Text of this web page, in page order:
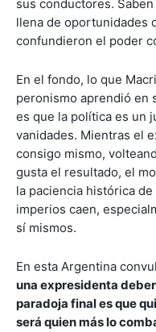
sus conductores.
llena de oportunidades
confundieron el poder
En el fondo, lo que
peronismo aprendió en
es que la política es un
vanidades. Mientras el
consigo mismo,
gusta el resultado, el
la paciencia histórica
imperios caen,
sí mismos.
En esta Argentina
una expresidenta
paradoja final es que
será quien más lo